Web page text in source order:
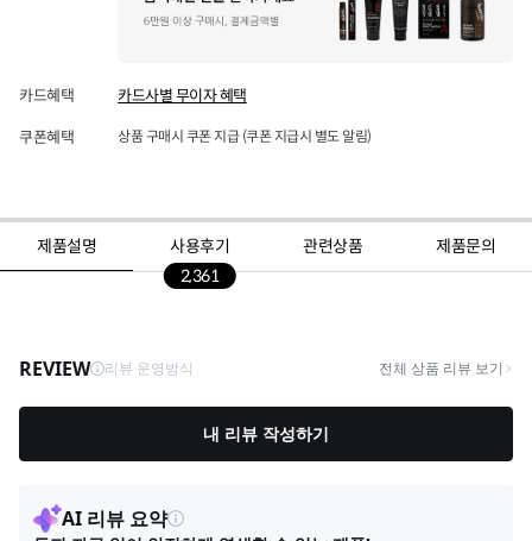
카드혜택 카드사별 무이자 혜택
쿠폰혜택 상품 구매시 쿠폰 지급 (쿠폰 지급시 별도 알림)
제품설명
사용후기
2,361
관련상품 제품문의